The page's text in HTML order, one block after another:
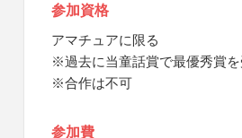
参加資格
アマチュアに限る
※過去に当童話賞で最優秀賞
※合作は不可
参加費